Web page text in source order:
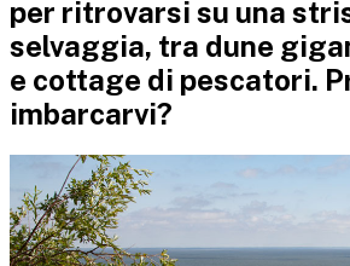
per ritrovarsi su una
selvaggia, tra dune
e cottage di pescatori.
imbarcarvi?